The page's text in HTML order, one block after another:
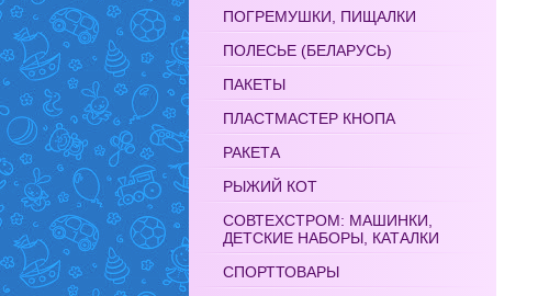
ПОГРЕМУШКИ, ПИЩАЛКИ
ПОЛЕСЬЕ (БЕЛАРУСЬ)
ПАКЕТЫ
ПЛАСТМАСТЕР КНОПА
РАКЕТА
РЫЖИЙ КОТ
СОВТЕХСТРОМ: МАШИНКИ,
ДЕТСКИЕ НАБОРЫ, КАТАЛКИ
СПОРТТОВАРЫ